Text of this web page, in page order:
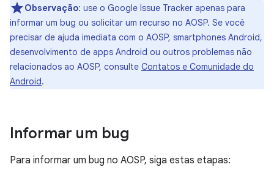
Observação: use o Google Issue Tracker apenas para
informar um bug ou solicitar um recurso no AOSP. Se você
precisar de ajuda imediata com o AOSP, smartphones Android,
desenvolvimento de apps Android ou outros problemas não
relacionados ao AOSP, consulte Contatos e Comunidade do
Android.
Informar um bug
Para informar um bug no AOSP, siga estas etapas: